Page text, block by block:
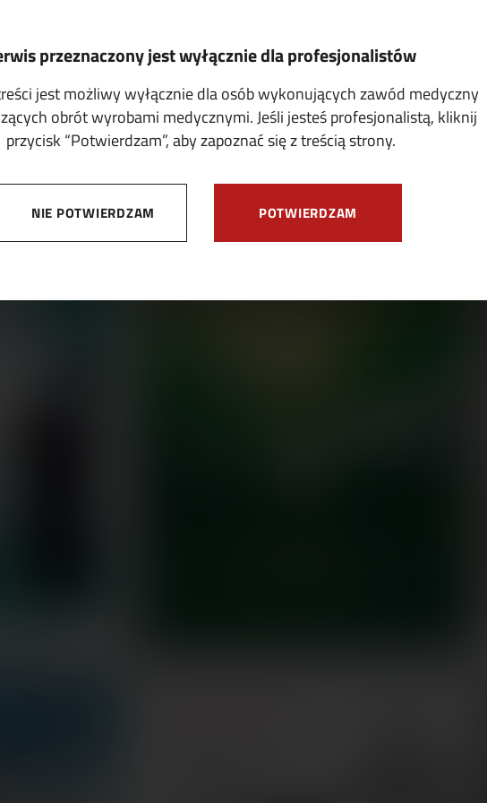
przeznaczony jest wyłącznie dla profesjonalistów
jest możliwy wyłącznie dla osób wykonujących zawód medyczny
obrót wyrobami medycznymi. Jeśli jesteś profesjonalistą, kliknij
przycisk “Potwierdzam”, aby zapoznać się z treścią strony.
NIE POTWIERDZAM POTWIERDZAM